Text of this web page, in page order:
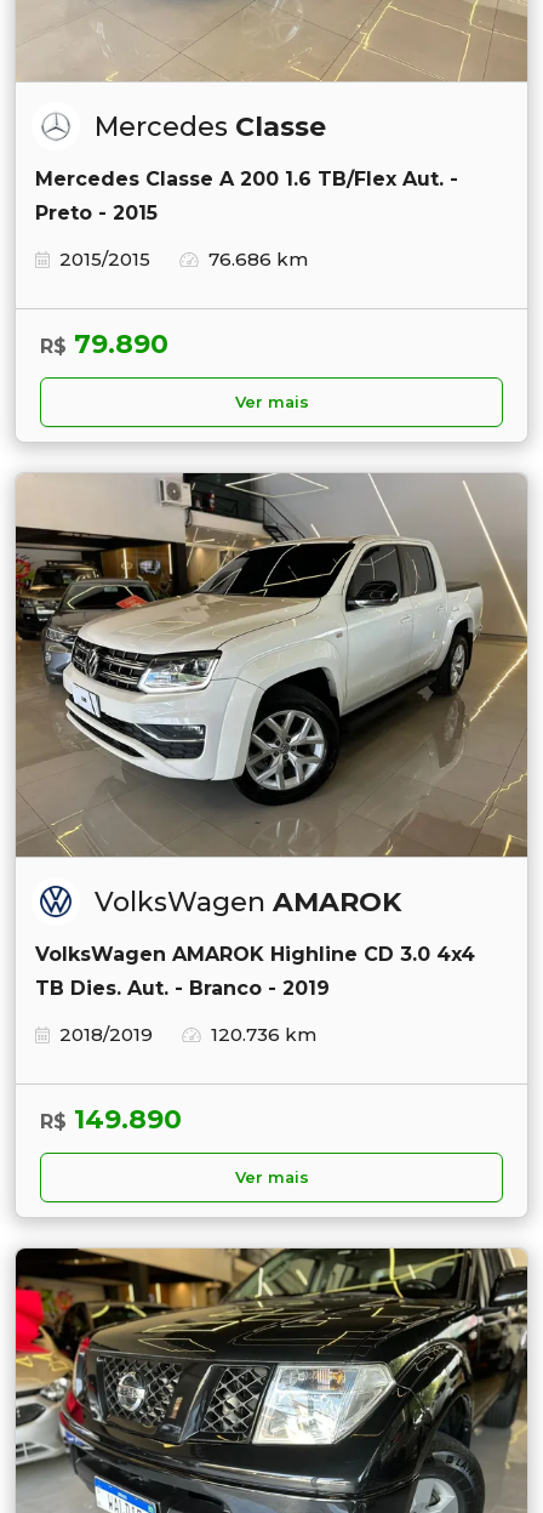
Mercedes Classe
Mercedes Classe A 200 1.6 TB/Flex Aut. -
Preto - 2015
2015/2015
76.686 km
R$ 79.890
Ver mais
VolksWagen AMAROK
VolksWagen AMAROK Highline CD 3.0 4x4
TB Dies. Aut. - Branco - 2019
2018/2019
120.736 km
R$ 149.890
Ver mais